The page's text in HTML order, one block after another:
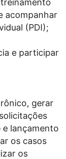
acompanhar
(PDI);
e participar
gerar
lançamento
os casos
os